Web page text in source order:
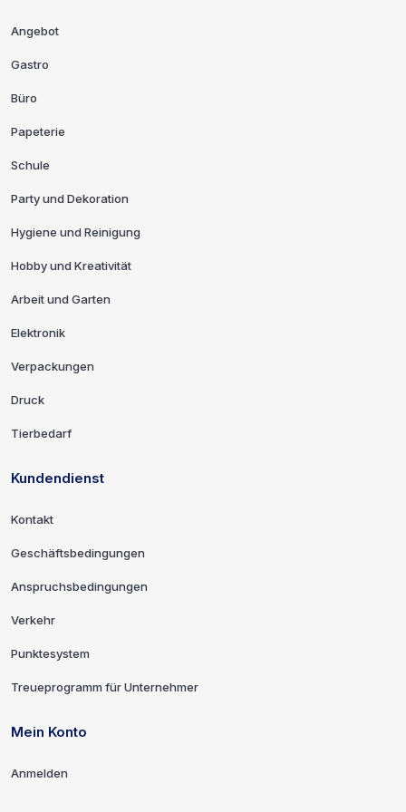
Angebot
Gastro
Büro
Papeterie
Schule
Party und Dekoration
Hygiene und Reinigung
Hobby und Kreativität
Arbeit und Garten
Elektronik
Verpackungen
Druck
Tierbedarf
Kundendienst
Kontakt
Geschäftsbedingungen
Anspruchsbedingungen
Verkehr
Punktesystem
Treueprogramm für Unternehmer
Mein Konto
Anmelden